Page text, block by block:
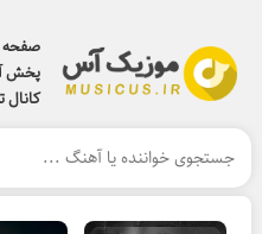
صفحه
پخش
کانال